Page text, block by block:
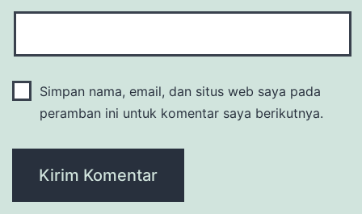
Simpan nama, email, dan situs web saya pada
peramban ini untuk komentar saya berikutnya.